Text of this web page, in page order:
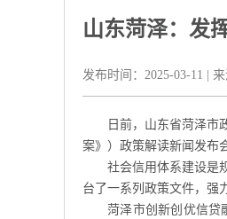
山东菏泽：发
发布时间： 2025-03-11 来
日前，山东省菏泽市
案》）政策解读新闻发布
社会信用体系建设是
台了一系列政策文件，强
菏泽市创新创优信贷